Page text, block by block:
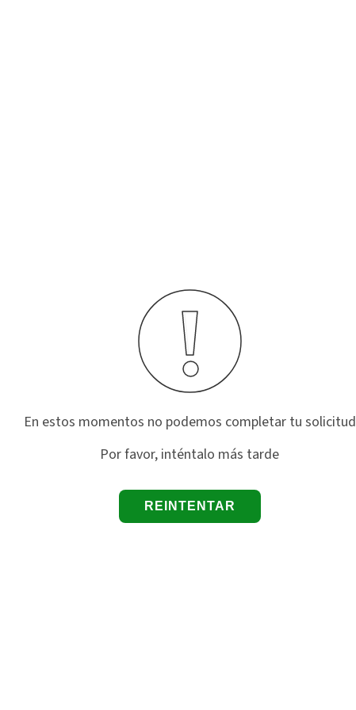
En estos momentos no podemos completar tu solicitud
Por favor, inténtalo más tarde
REINTENTAR